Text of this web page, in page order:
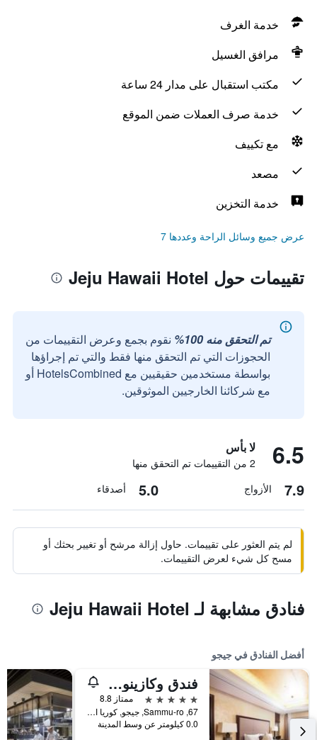
خدمة الغرف
مرافق الغسيل
مكتب استقبال على مدار 24 ساعة
خدمة صرف العملات ضمن الموقع
مع تكييف
مصعد
خدمة التخزين
عرض جميع وسائل الراحة وعددها 7
تقييمات حول Jeju Hawaii Hotel
تم التحقق منه 100%
نقوم بجمع وعرض التقييمات من
الحجوزات التي تم التحقق منها فقط والتي تم إجراؤها
بواسطة مستخدمين حقيقيين مع HotelsCombined أو
مع شركائنا الخارجيين الموثوقين.
6.5 لا بأس
2 من التقييمات تم التحقق منها
7.9 الأزواج 5.0 أصدقاء
لم يتم العثور على تقييمات. حاول إزالة مرشح أو تغيير بحثك أو
مسح كل شيء لعرض التقييمات.
فنادق مشابهة لـ Jeju Hawaii Hotel
أفضل الفنادق في جيجو
فندق وكازينو جيجو صن
5 نجوم
ممتاز 8.8
67, Sammu-ro, جيجو, كوريا الجنوبية
0.0 كيلومتر عن وسط المدينة